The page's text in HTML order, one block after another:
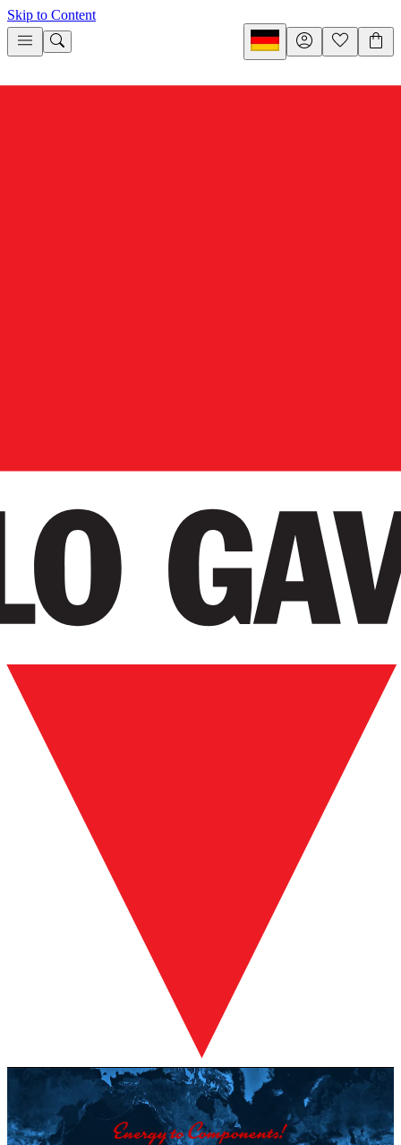
Skip to Content